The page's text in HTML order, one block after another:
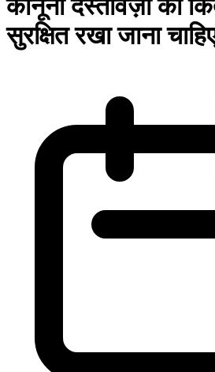
कानूनी दस्तावेज़ों को
सुरक्षित रखा जाना